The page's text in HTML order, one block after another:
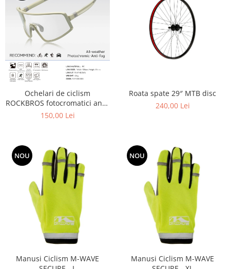
Ochelari de ciclism
ROCKBROS fotocromatici anti-
aburire UV400 reglabili
150,00 Lei
Roata spate 29″ MTB disc
240,00 Lei
NOU
Manusi Ciclism M-WAVE
NOU
Manusi Ciclism M-WAVE